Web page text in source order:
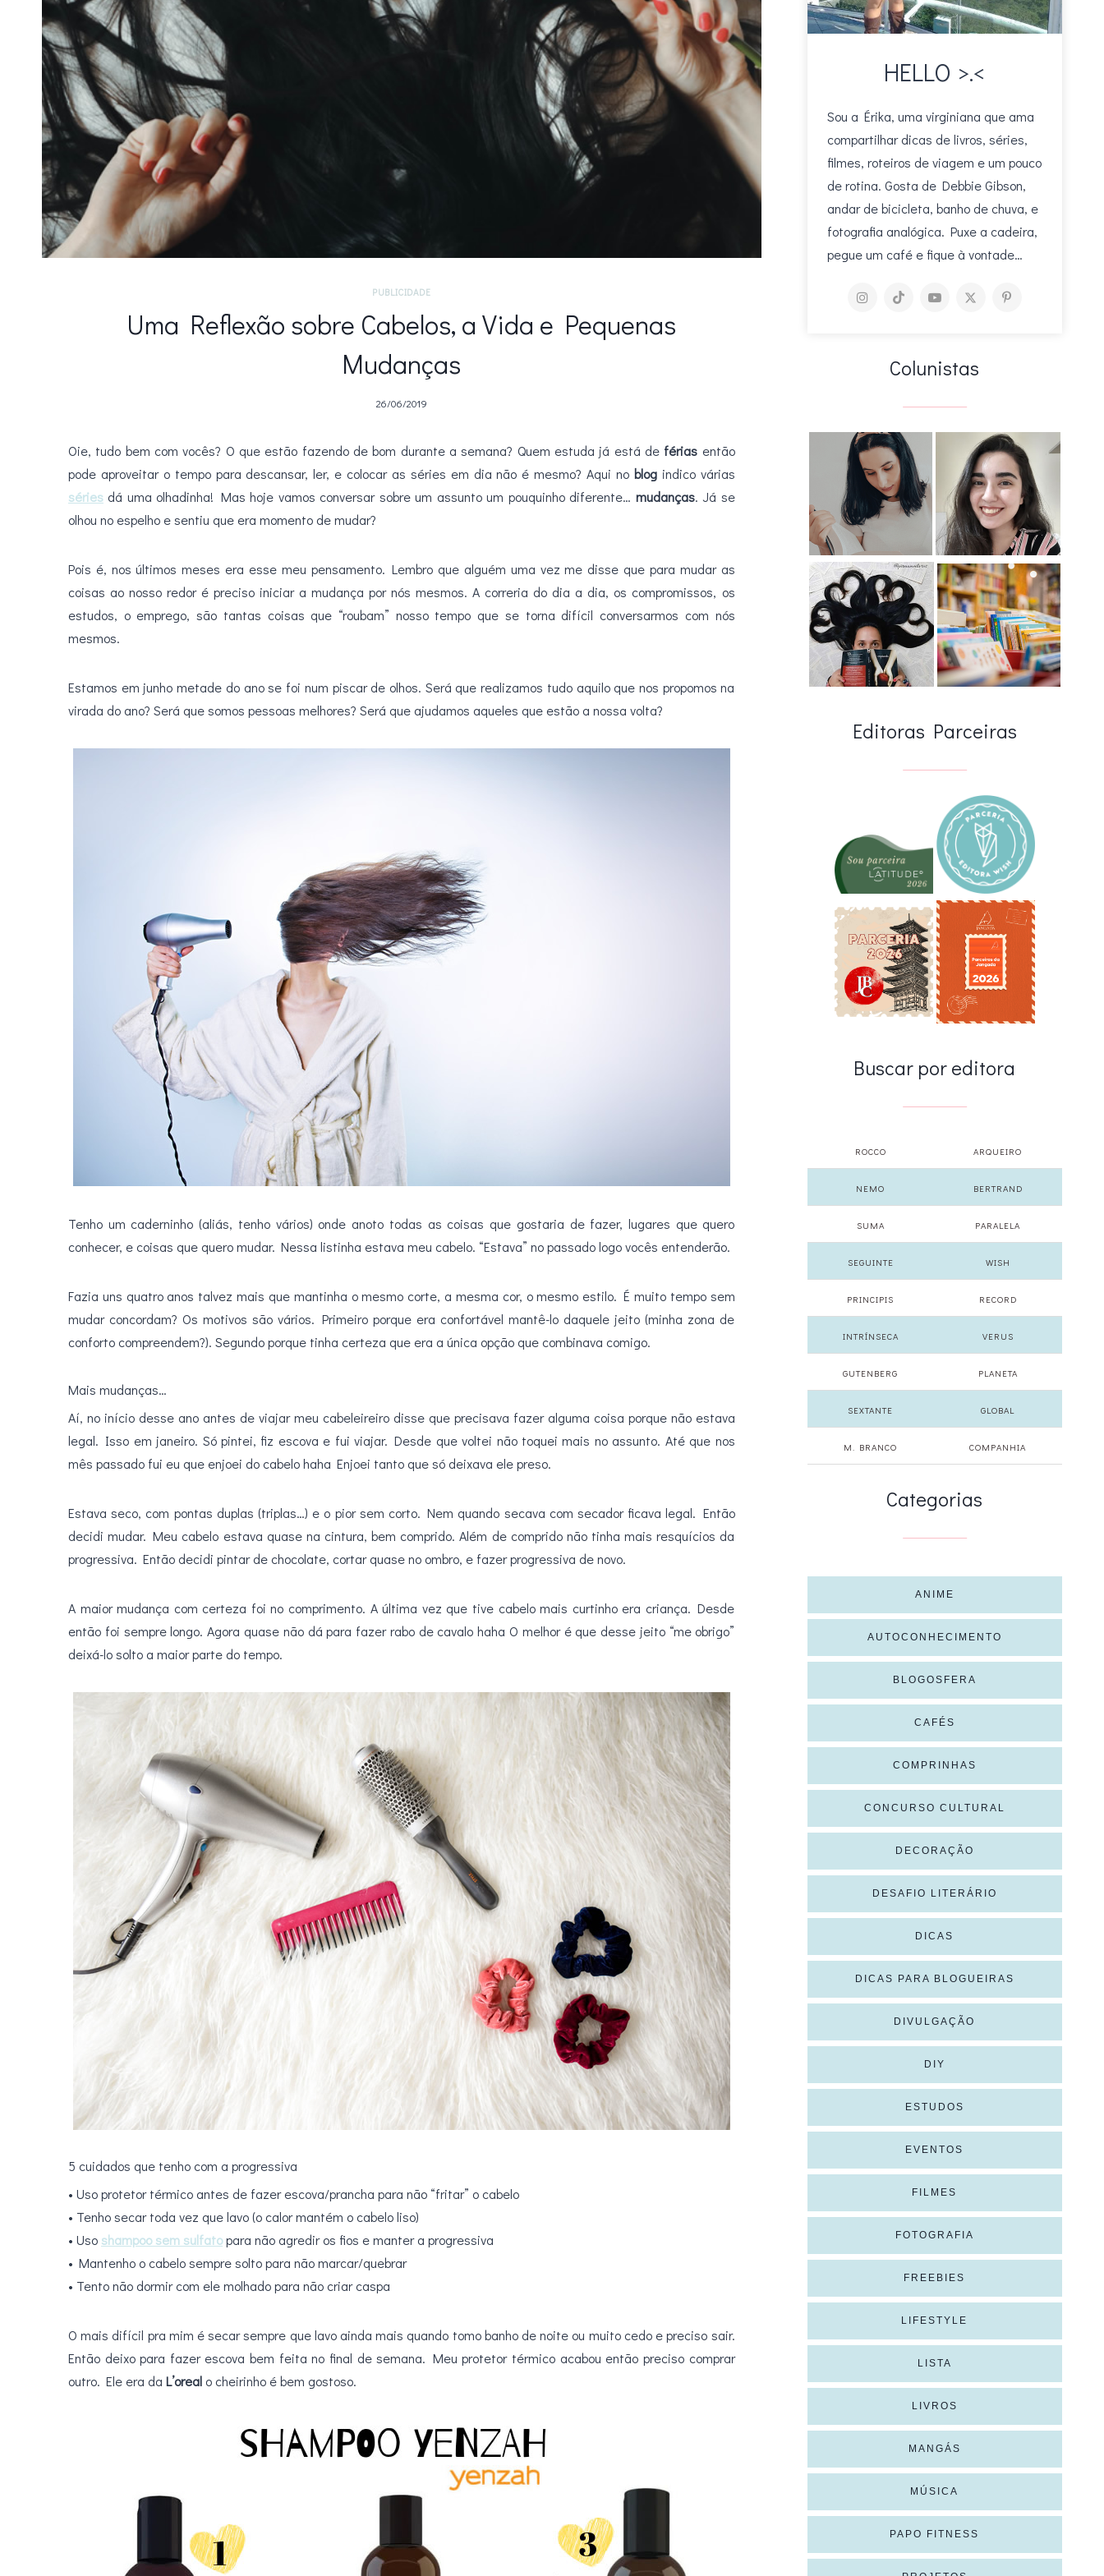
PUBLICIDADE
Uma Reflexão sobre Cabelos, a Vida e Pequenas
Mudanças
26/06/2019
Oie, tudo bem com vocês? O que estão fazendo de bom durante a semana? Quem estuda já está de férias então
pode aproveitar o tempo para descansar, ler, e colocar as séries em dia não é mesmo? Aqui no blogindico várias
séries dá uma olhadinha! Mas hoje vamos conversar sobre um assunto um pouquinho diferente… mudanças. Já se
olhou no espelho e sentiu que era momento de mudar?
Pois é, nos últimos meses era esse meu pensamento. Lembro que alguém uma vez me disse que para mudar as
coisas ao nosso redor é preciso iniciar a mudança por nós mesmos. A correria do dia a dia, os compromissos, os
estudos, o emprego, são tantas coisas que “roubam” nosso tempo que se torna difícil conversarmos com nós
mesmos.
Estamos em junho metade do ano se foi num piscar de olhos. Será que realizamos tudo aquilo que nos propomos na
virada do ano? Será que somos pessoas melhores? Será que ajudamos aqueles que estão a nossa volta?
Tenho um caderninho (aliás, tenho vários) onde anoto todas as coisas que gostaria de fazer, lugares que quero
conhecer, e coisas que quero mudar. Nessa listinha estava meu cabelo. “Estava” no passado logo vocês entenderão.
Fazia uns quatro anos talvez mais que mantinha o mesmo corte, a mesma cor, o mesmo estilo. É muito tempo sem
mudar concordam? Os motivos são vários. Primeiro porque era confortável mantê-lo daquele jeito (minha zona de
conforto compreendem?). Segundo porque tinha certeza que era a única opção que combinava comigo.
Mais mudanças…
Aí, no início desse ano antes de viajar meu cabeleireiro disse que precisava fazer alguma coisa porque não estava
legal. Isso em janeiro. Só pintei, fiz escova e fui viajar. Desde que voltei não toquei mais no assunto. Até que nos
mês passado fui eu que enjoei do cabelo haha Enjoei tanto que só deixava ele preso.
Estava seco, com pontas duplas (triplas…) e o pior sem corto. Nem quando secava com secador ficava legal. Então
decidi mudar. Meu cabelo estava quase na cintura, bem comprido. Além de comprido não tinha mais resquícios da
progressiva. Então decidi pintar de chocolate, cortar quase no ombro, e fazer progressiva de novo.
A maior mudança com certeza foi no comprimento. A última vez que tive cabelo mais curtinho era criança. Desde
então foi sempre longo. Agora quase não dá para fazer rabo de cavalo haha O melhor é que desse jeito “me obrigo”
deixá-lo solto a maior parte do tempo.
5 cuidados que tenho com a progressiva
• Uso protetor térmico antes de fazer escova/prancha para não “fritar” o cabelo
• Tenho secar toda vez que lavo (o calor mantém o cabelo liso)
• Uso shampoo sem sulfatopara não agredir os fios e manter a progressiva
• Mantenho o cabelo sempre solto para não marcar/quebrar
• Tento não dormir com ele molhado para não criar caspa
O mais difícil pra mim é secar sempre que lavo ainda mais quando tomo banho de noite ou muito cedo e preciso sair.
Então deixo para fazer escova bem feita no final de semana. Meu protetor térmico acabou então preciso comprar
outro. Ele era da L’oreal o cheirinho é bem gostoso.
HELLO >.<
Sou a Érika, uma virginiana que ama
compartilhar dicas de livros, séries,
filmes, roteiros de viagem e um pouco
de rotina. Gosta de Debbie Gibson,
andar de bicicleta, banho de chuva, e
fotografia analógica. Puxe a cadeira,
pegue um café e fique à vontade…
Colunistas
Editoras Parceiras
Buscar por editora
ROCCO ARQUEIRO
NEMO BERTRAND
SUMA PARALELA
SEGUINTE WISH
PRINCIPIS RECORD
INTRÍNSECA VERUS
GUTENBERG PLANETA
SEXTANTE GLOBAL
M. BRANCO COMPANHIA
Categorias
ANIME
AUTOCONHECIMENTO
BLOGOSFERA
CAFÉS
COMPRINHAS
CONCURSO CULTURAL
DECORAÇÃO
DESAFIO LITERÁRIO
DICAS
DICAS PARA BLOGUEIRAS
DIVULGAÇÃO
DIY
ESTUDOS
EVENTOS
FILMES
FOTOGRAFIA
FREEBIES
LIFESTYLE
LISTA
LIVROS
MANGÁS
MÚSICA
PAPO FITNESS